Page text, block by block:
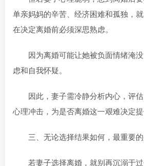
单亲妈妈的辛苦、经济困难和孤独，
在决定离婚前必须深思熟虑。
因为离婚可能让她被负面情绪淹没
虑和自我怀疑。
因此，妻子需冷静分析内心，评估
心理冲击，为是否离婚这一艰难决定提
三、无论选择结果如何，最重要的
若妻子选择离婚，就别再沉溺于过